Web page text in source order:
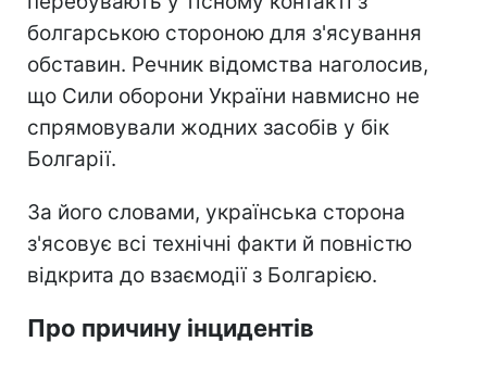
болгарською стороною для з'ясування
обставин. Речник відомства наголосив,
що Сили оборони України навмисно не
спрямовували жодних засобів у бік
Болгарії.
За його словами, українська сторона
з'ясовує всі технічні факти й повністю
відкрита до взаємодії з Болгарією.
Про причину інцидентів